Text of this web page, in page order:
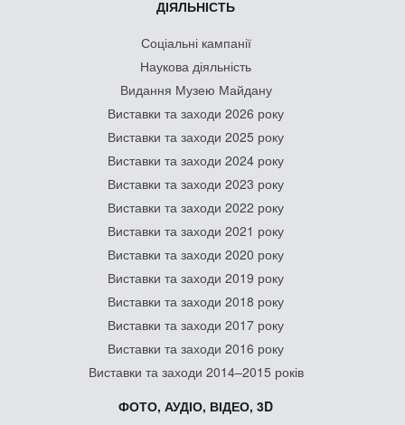
ДІЯЛЬНІСТЬ
Соціальні кампанії
Наукова діяльність
Видання Музею Майдану
Виставки та заходи 2026 року
Виставки та заходи 2025 року
Виставки та заходи 2024 року
Виставки та заходи 2023 року
Виставки та заходи 2022 року
Виставки та заходи 2021 року
Виставки та заходи 2020 року
Виставки та заходи 2019 року
Виставки та заходи 2018 року
Виставки та заходи 2017 року
Виставки та заходи 2016 року
Виставки та заходи 2014–2015 років
ФОТО, АУДІО, ВІДЕО, 3D